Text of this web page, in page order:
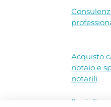
Acquisto
notaio e
notarili
Il miglior